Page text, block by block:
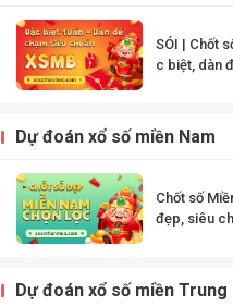
SÓI | Chốt
c biệt, dàn
Dự đoán xổ số miền Nam
Chốt số
đẹp, siêu
Dự đoán xổ số miền Trung